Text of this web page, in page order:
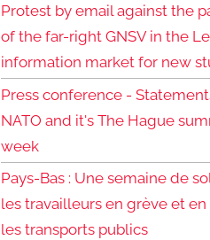
Protest by email against the
of the far-right GNSV in the
information market for new
Press conference -
NATO and it's The Hague
week
Pays-Bas : Une semaine de
les travailleurs en grève et
les transports publics